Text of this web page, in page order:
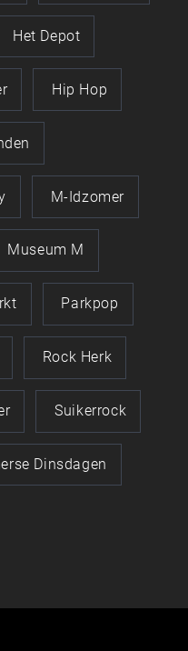
Het Depot
Hip Hop
M-Idzomer
Museum M
Parkpop
Rock Herk
Suikerrock
Dinsdagen